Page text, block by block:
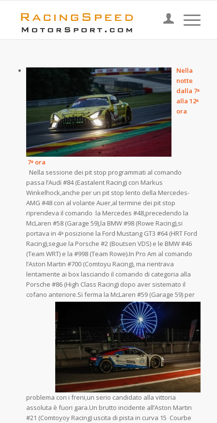
Nella
notte
dalla 7ᵃ
alla 12ᵃ
ora
7ᵃ ora
Nella sessione dei pit stop programmati al comando
passa l’Audi #84 (Eastalent Racing) con Markus
Winkelhock,anche per un pit stop lento della Mercedes-
AMG #48 con al volante Auer,al termine dei pit stop
riprendeva il comando la Mercedes #48,precedendo la
McLaren #58 (Garage 59),la BMW #98 (Rowe Racing),si
portava in 4ᵃ posizione la Ford Mustang GT3 #64 (HRT Ford
Racing),segue la Porsche #2 (Boutsen VDS) e le BMW #46
(Team WRT) e la #998 (Team Rowe).In Pro Am al comando
l’Aston Martin #700 (Comtoyu Racing), ma rientrava
lentamente ai box lasciando il comando di categoria alla
Porsche #86 (High Class Racing) dopo aver sistemato il
cofano anteriore.Si ferma la McLaren #59 (Garage 59) per
problema con i freni,un serio candidato alla vittoria
assoluta è fuori gara.Un brutto incidente all’Aston Martin
#21 (Comtoyoy Racing) uscita di pista in curva 15 Courbe